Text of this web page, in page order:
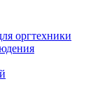
оргтехники